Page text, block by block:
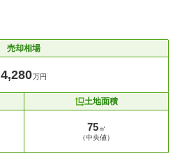
売却相場
4,280万円
土地面積
75 ㎡
（中央値）